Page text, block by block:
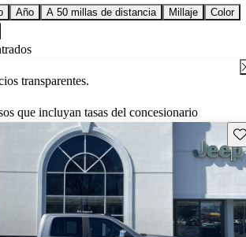
Año A 50 millas de distancia Millaje
Color
transparentes.
que incluyan tasas del concesionario